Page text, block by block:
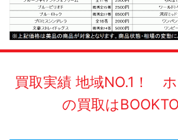
買取実績 地域NO.1！
の買取は